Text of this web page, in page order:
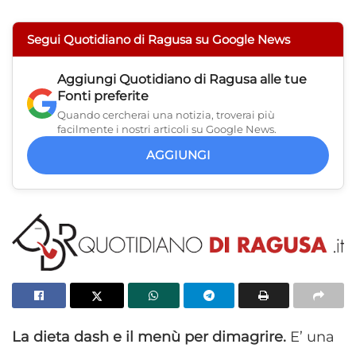
Segui Quotidiano di Ragusa su Google News
Aggiungi Quotidiano di Ragusa alle tue
Fonti preferite
Quando cercherai una notizia, troverai più
facilmente i nostri articoli su Google News.
AGGIUNGI
La dieta dash e il menù per dimagrire. E’ una